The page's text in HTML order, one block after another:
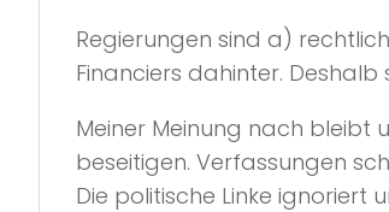
Regierungen sind a)
Financiers dahinter.
Meiner Meinung nach bleibt
beseitigen. Verfassungen
Die politische Linke ignoriert